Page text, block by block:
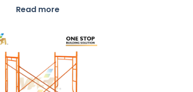
Read more